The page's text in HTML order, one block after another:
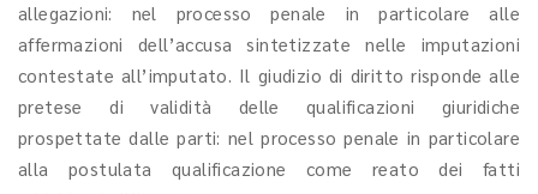
allegazioni: nel processo penale in particolare alle
affermazioni dell’accusa sintetizzate nelle imputazioni
contestate all’imputato. Il giudizio di diritto risponde alle
pretese di validità delle qualificazioni giuridiche
prospettate dalle parti: nel processo penale in particolare
alla postulata qualificazione come reato dei fatti